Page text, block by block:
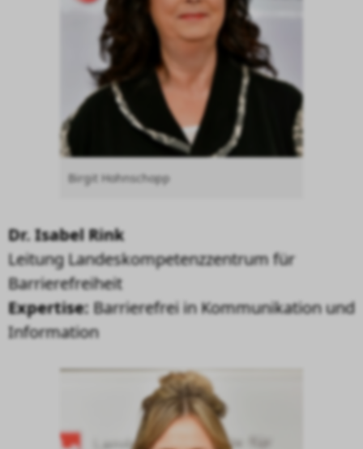
Birgit Hohnschopp
Dr. Isabel Rink
Leitung Landeskompetenzzentrum für
Barrierefreiheit
Expertise:Barrierefrei in Kommunikation und
Information